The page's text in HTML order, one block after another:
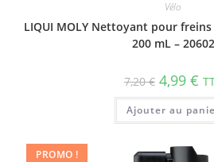
Vélo
LIQUI MOLY Nettoyant pour
200 mL – 20602
7,20€ 4,99 €
Ajouter au
PROMO !